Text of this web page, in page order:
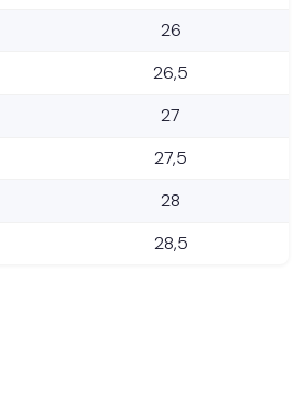
26
26,5
27
27,5
28
28,5